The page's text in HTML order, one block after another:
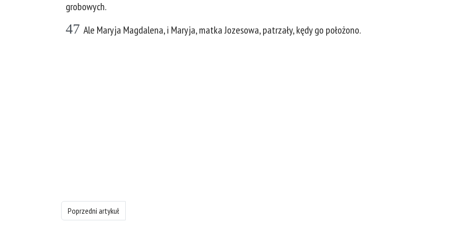
grobowych.
47 Ale Maryja Magdalena, i Maryja, matka Jozesowa, patrzały, kędy go położono.
Poprzedni artykuł: Księgę Ewangelia wg św. Marka - rozdział 14
Poprzedni artykuł